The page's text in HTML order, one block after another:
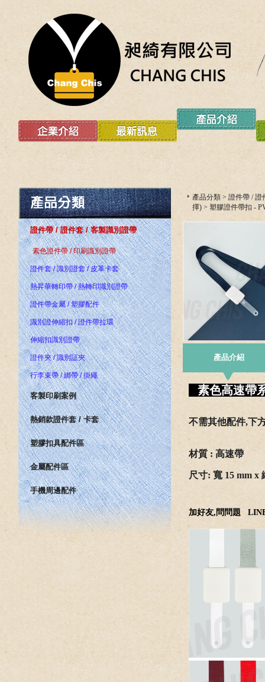
證件帶 / 證件套 / 客製識別證帶
素色證件帶 / 印刷識別證帶
證件套 / 識別證套 / 皮革卡套
熱昇華轉印帶 / 熱轉印識別證帶
證件帶金屬 / 塑膠配件
識別證伸縮扣 / 證件帶拉環
伸縮扣識別證帶
證件夾 / 識別証夾
行李束帶 / 綁帶 / 掛繩
客製印刷案例
熱銷款證件套 / 卡套
塑膠扣具配件區
金屬配件區
手機周邊配件
產品分類 > 證件帶 / 證
擇) > 塑膠證件帶扣 -
產品介紹
素色高速帶
不需其他配件,下
材質 : 高速帶
尺寸: 寬 15 mm x
加好友,問問題